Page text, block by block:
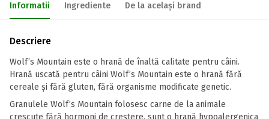
Informatii Ingrediente De la același brand
Descriere
Wolf’s Mountain este o hrană de înaltă calitate pentru câini.
Hrană uscată pentru câini Wolf’s Mountain este o hrană fără
cereale și fără gluten, fără organisme modificate genetic.
Granulele Wolf’s Mountain folosesc carne de la animale
crescute fără hormoni de creștere, sunt o hrană hypoalergenica